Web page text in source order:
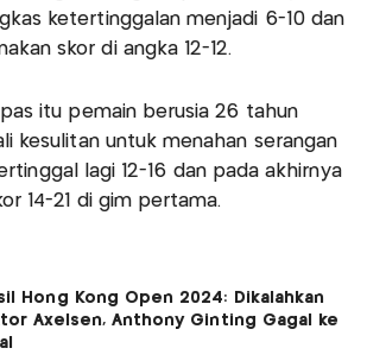
ketertinggalan menjadi 6-10 dan
skor di angka 12-12.
itu pemain berusia 26 tahun
kesulitan untuk menahan serangan
lagi 12-16 dan pada akhirnya
14-21 di gim pertama.
Hong Kong Open 2024: Dikalahkan
Axelsen, Anthony Ginting Gagal ke